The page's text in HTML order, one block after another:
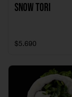
Snow Tori
$5.690